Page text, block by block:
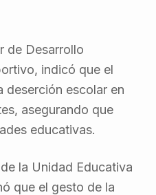
de Desarrollo
indicó que el
deserción escolar en
asegurando que
educativas.
la Unidad Educativa
que el gesto de la